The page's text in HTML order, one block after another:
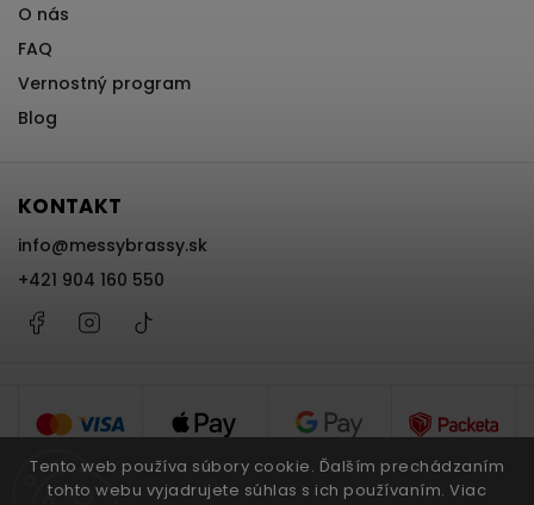
Tento web používa súbory cookie. Ďalším prechádzaním
tohto webu vyjadrujete súhlas s ich používaním. Viac
O nás
FAQ
Vernostný program
Blog
KONTAKT
info@messybrassy.sk
+421 904 160 550
FacebookInstagram